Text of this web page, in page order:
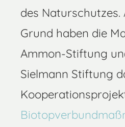
des Naturschutzes.
Grund haben die
Ammon-Stiftung
Sielmann Stiftung